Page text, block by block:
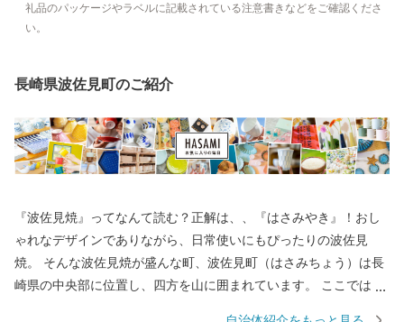
礼品のパッケージやラベルに記載されている注意書きなどをご確認くださ
い。
長崎県波佐見町のご紹介
『波佐見焼』ってなんて読む？正解は、、『はさみやき』！おし
ゃれなデザインでありながら、日常使いにもぴったりの波佐見
焼。 そんな波佐見焼が盛んな町、波佐見町（はさみちょう）は長
崎県の中央部に位置し、四方を山に囲まれています。 ここでは、